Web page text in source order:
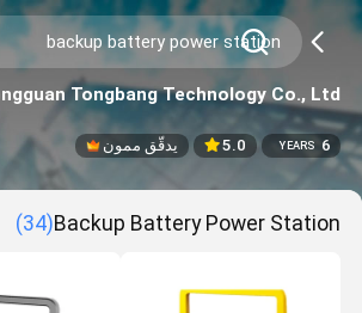
Tongbang Technology Co., Ltd
6
YEARS
5.0 يدقّق ممون
Backup Battery Power Station
(34)